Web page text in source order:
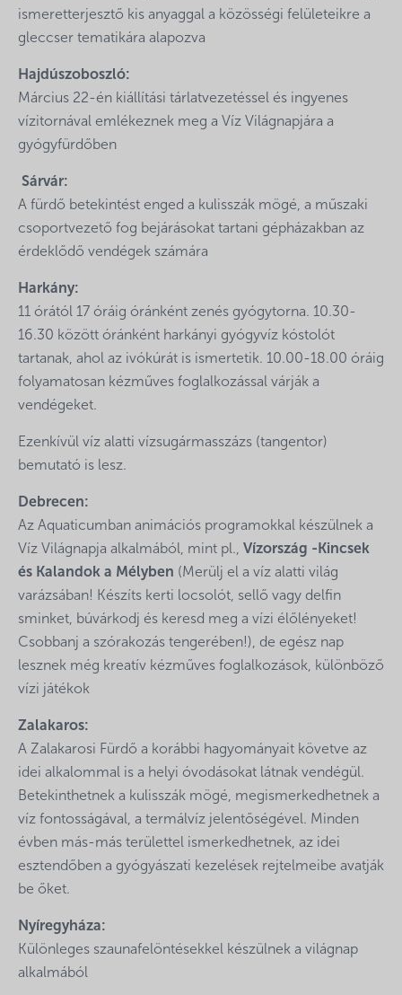
ismeretterjesztő kis anyaggal a közösségi felületeikre a
gleccser tematikára alapozva
Hajdúszoboszló:
Március 22-én kiállítási tárlatvezetéssel és ingyenes
vízitornával emlékeznek meg a Víz Világnapjára a
gyógyfürdőben
Sárvár:
A fürdő betekintést enged a kulisszák mögé, a műszaki
csoportvezető fog bejárásokat tartani gépházakban az
érdeklődő vendégek számára
Harkány:
11 órától 17 óráig óránként zenés gyógytorna. 10.30-
16.30 között óránként harkányi gyógyvíz kóstolót
tartanak, ahol az ivókúrát is ismertetik. 10.00-18.00 óráig
folyamatosan kézműves foglalkozással várják a
vendégeket.
Ezenkívül víz alatti vízsugármasszázs (tangentor)
bemutató is lesz.
Debrecen:
Az Aquaticumban animációs programokkal készülnek a
Víz Világnapja alkalmából, mint pl., Vízország -Kincsek
és Kalandok a Mélyben (Merülj el a víz alatti világ
varázsában! Készíts kerti locsolót, sellő vagy delfin
sminket, búvárkodj és keresd meg a vízi élőlényeket!
Csobbanj a szórakozás tengerében!), de egész nap
lesznek még kreatív kézműves foglalkozások, különböző
vízi játékok
Zalakaros:
A Zalakarosi Fürdő a korábbi hagyományait követve az
idei alkalommal is a helyi óvodásokat látnak vendégül.
Betekinthetnek a kulisszák mögé, megismerkedhetnek a
víz fontosságával, a termálvíz jelentőségével. Minden
évben más-más területtel ismerkedhetnek, az idei
esztendőben a gyógyászati kezelések rejtelmeibe avatják
be őket.
Nyíregyháza:
Különleges szaunafelöntésekkel készülnek a világnap
alkalmából